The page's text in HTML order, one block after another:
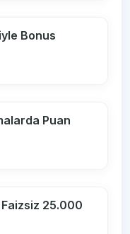
Bonus
Puan
25.000